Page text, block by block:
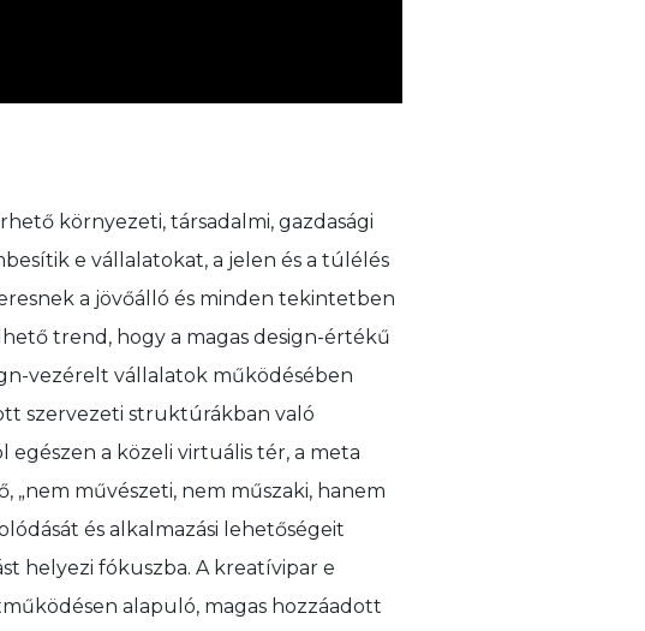
környezeti, társadalmi, gazdasági
e vállalatokat, a jelen és a túlélés
a jövőálló és minden tekintetben
trend, hogy a magas design-értékű
vezérelt vállalatok működésében
szervezeti struktúrákban való
a közeli virtuális tér, a meta
művészeti, nem műszaki, hanem
és alkalmazási lehetőségeit
helyezi fókuszba. A kreatívipar e
alapuló, magas hozzáadott